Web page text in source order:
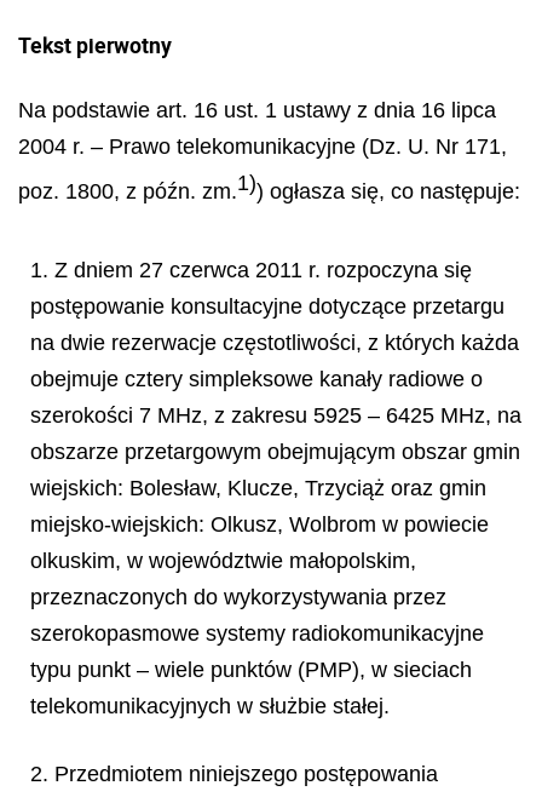
Tekst pierwotny
Na podstawie art. 16 ust. 1 ustawy z dnia 16 lipca
2004 r. – Prawo telekomunikacyjne (Dz. U. Nr 171,
poz. 1800, z późn. zm.1)) ogłasza się, co następuje:
1. Z dniem 27 czerwca 2011 r. rozpoczyna się
postępowanie konsultacyjne dotyczące przetargu
na dwie rezerwacje częstotliwości, z których każda
obejmuje cztery simpleksowe kanały radiowe o
szerokości 7 MHz, z zakresu 5925 – 6425 MHz, na
obszarze przetargowym obejmującym obszar gmin
wiejskich: Bolesław, Klucze, Trzyciąż oraz gmin
miejsko-wiejskich: Olkusz, Wolbrom w powiecie
olkuskim, w województwie małopolskim,
przeznaczonych do wykorzystywania przez
szerokopasmowe systemy radiokomunikacyjne
typu punkt – wiele punktów (PMP), w sieciach
telekomunikacyjnych w służbie stałej.
2. Przedmiotem niniejszego postępowania